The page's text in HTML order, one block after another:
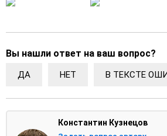
Вы нашли ответ на ваш вопрос?
ДА НЕТ В ТЕКСТЕ
Константин Кузнецов